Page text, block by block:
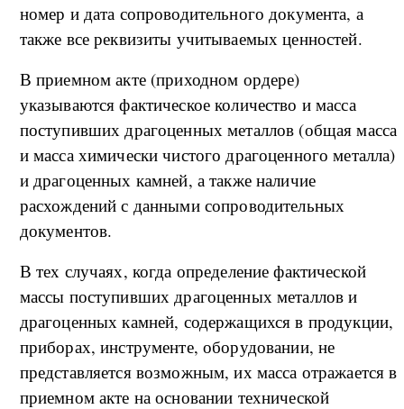
номер и дата сопроводительного документа, а
также все реквизиты учитываемых ценностей.
В приемном акте (приходном ордере)
указываются фактическое количество и масса
поступивших драгоценных металлов (общая масса
и масса химически чистого драгоценного металла)
и драгоценных камней, а также наличие
расхождений с данными сопроводительных
документов.
В тех случаях, когда определение фактической
массы поступивших драгоценных металлов и
драгоценных камней, содержащихся в продукции,
приборах, инструменте, оборудовании, не
представляется возможным, их масса отражается в
приемном акте на основании технической